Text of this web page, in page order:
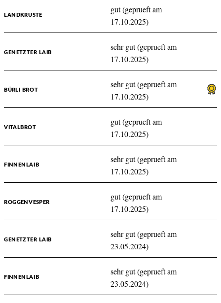
LANDKRUSTE
gut (geprueft am
17.10.2025)
GENETZTER LAIB
sehr gut (geprueft am
17.10.2025)
BÜRLI BROT
sehr gut (geprueft am
17.10.2025)
VITALBROT
gut (geprueft am
17.10.2025)
FINNENLAIB
sehr gut (geprueft am
17.10.2025)
ROGGENVESPER
gut (geprueft am
17.10.2025)
GENETZTER LAIB
sehr gut (geprueft am
23.05.2024)
FINNENLAIB
sehr gut (geprueft am
23.05.2024)